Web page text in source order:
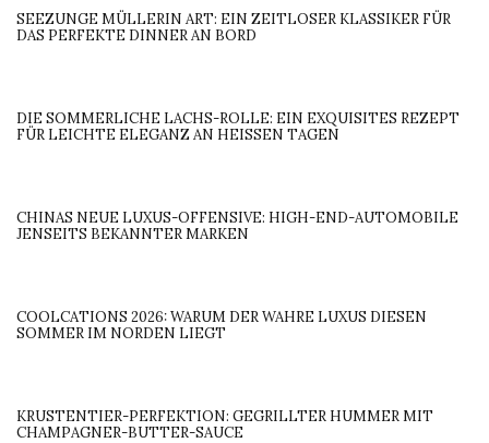
SEEZUNGE MÜLLERIN ART: EIN ZEITLOSER KLASSIKER FÜR
DAS PERFEKTE DINNER AN BORD
DIE SOMMERLICHE LACHS-ROLLE: EIN EXQUISITES REZEPT
FÜR LEICHTE ELEGANZ AN HEISSEN TAGEN
CHINAS NEUE LUXUS-OFFENSIVE: HIGH-END-AUTOMOBILE
JENSEITS BEKANNTER MARKEN
COOLCATIONS 2026: WARUM DER WAHRE LUXUS DIESEN
SOMMER IM NORDEN LIEGT
KRUSTENTIER-PERFEKTION: GEGRILLTER HUMMER MIT
CHAMPAGNER-BUTTER-SAUCE